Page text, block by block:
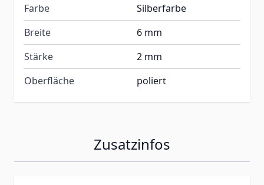
Farbe
Silberfarbe
Breite
6 mm
Stärke
2 mm
Oberfläche
poliert
Zusatzinfos